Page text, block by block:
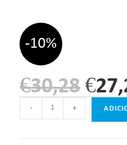
-10%
€30,28 €
- +